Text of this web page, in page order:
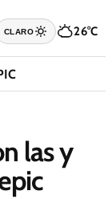
CLARO 26°C
las y